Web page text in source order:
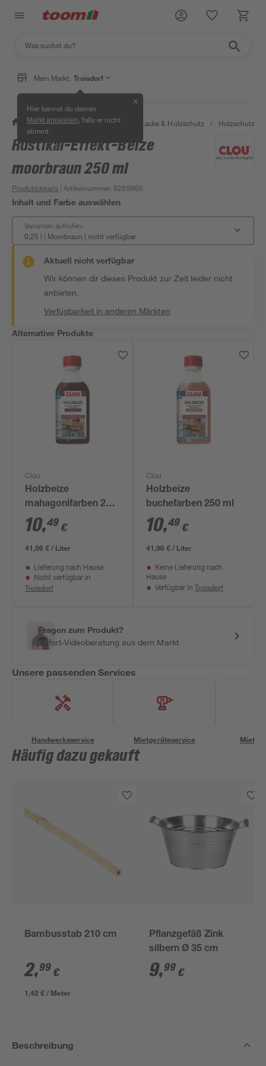
Mein Markt: Troisdorf
Hier kannst du deinen
Markt anpassen , falls er nicht
stimmt.
✕
/ Bauen & Renovieren / Farben, Lacke & Holzschutz / Holzschutz &
Rustikal-Effekt-Beize
moorbraun 250 ml
Produktdetails | Artikelnummer: 8269965
Inhalt und Farbe auswählen
Varianten aufrufen:
0,25 l | Moorbraun | nicht verfügbar
Aktuell nicht verfügbar
Wir können dir dieses Produkt zur Zeit leider nicht
anbieten.
Verfügbarkeit in anderen Märkten
Alternative Produkte
Clou
Holzbeize
mahagonifarben 250
ml
10,49 €
41,96 € / Liter
Lieferung nach Hause
Nicht verfügbar in
Troisdorf
Clou
Holzbeize
buchefarben 250 ml
10,49 €
41,96 € / Liter
Keine Lieferung nach
Hause
Verfügbar in Troisdorf
Fragen zum Produkt?
Sofort-Videoberatung aus dem Markt
Unsere passenden Services
Handwerksservice Mietgeräteservice
Häufig dazu gekauft
Bambusstab 210 cm
2,99 €
1,42 € / Meter
Pflanzgefäß Zink
silbern Ø 35 cm
9,99 €
Beschreibung